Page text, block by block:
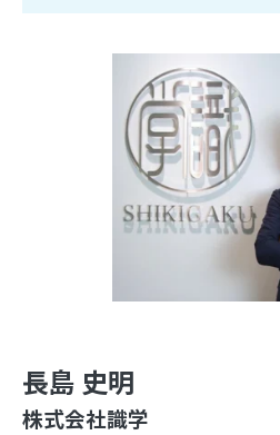
長島 史明
株式会社識学